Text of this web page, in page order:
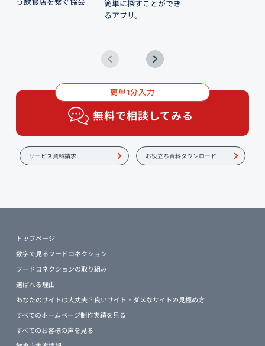
簡単に探すことができ
るアプリ。
簡単1分入力
無料で相談してみる
サービス資料請求 お役立ち資料ダウンロード
トップページ
数字で見るフードコネクション
フードコネクションの取り組み
選ばれる理由
あなたのサイトは大丈夫？良いサイト・ダメなサイトの見極め方
すべてのホームページ制作実績を見る
すべてのお客様の声を見る